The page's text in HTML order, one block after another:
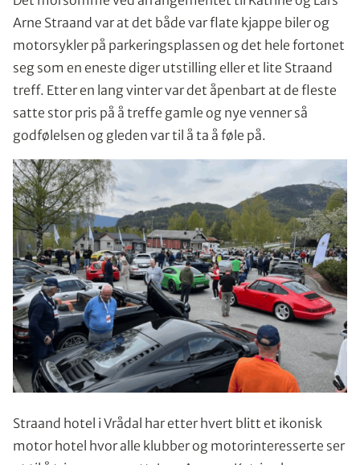
Arne Straand var at det både var flate kjappe biler og
motorsykler på parkeringsplassen og det hele fortonet
seg som en eneste diger utstilling eller et lite Straand
treff. Etter en lang vinter var det åpenbart at de fleste
satte stor pris på å treffe gamle og nye venner så
godfølelsen og gleden var til å ta å føle på.
Straand hotel i Vrådal har etter hvert blitt et ikonisk
motor hotel hvor alle klubber og motorinteresserte ser